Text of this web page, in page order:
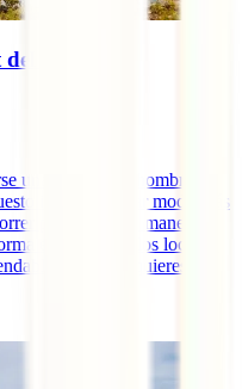
mundo
una mochila al hombro.
implica buscar modo más
países de una manera
estrecha con los locales.
si lo que quieres es